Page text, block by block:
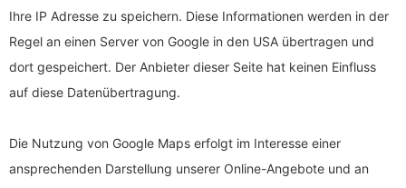
Ihre IP Adresse zu speichern. Diese Informationen werden in der
Regel an einen Server von Google in den USA übertragen und
dort gespeichert. Der Anbieter dieser Seite hat keinen Einfluss
auf diese Datenübertragung.
Die Nutzung von Google Maps erfolgt im Interesse einer
ansprechenden Darstellung unserer Online-Angebote und an